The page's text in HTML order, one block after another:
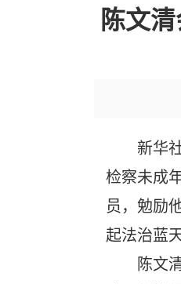
陈文
新华
检察未成
员，勉励
起法治蓝天
陈文